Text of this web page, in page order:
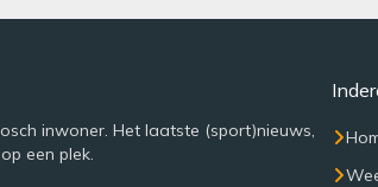
inwoner. Het laatste (sport)nieuws,
een plek.